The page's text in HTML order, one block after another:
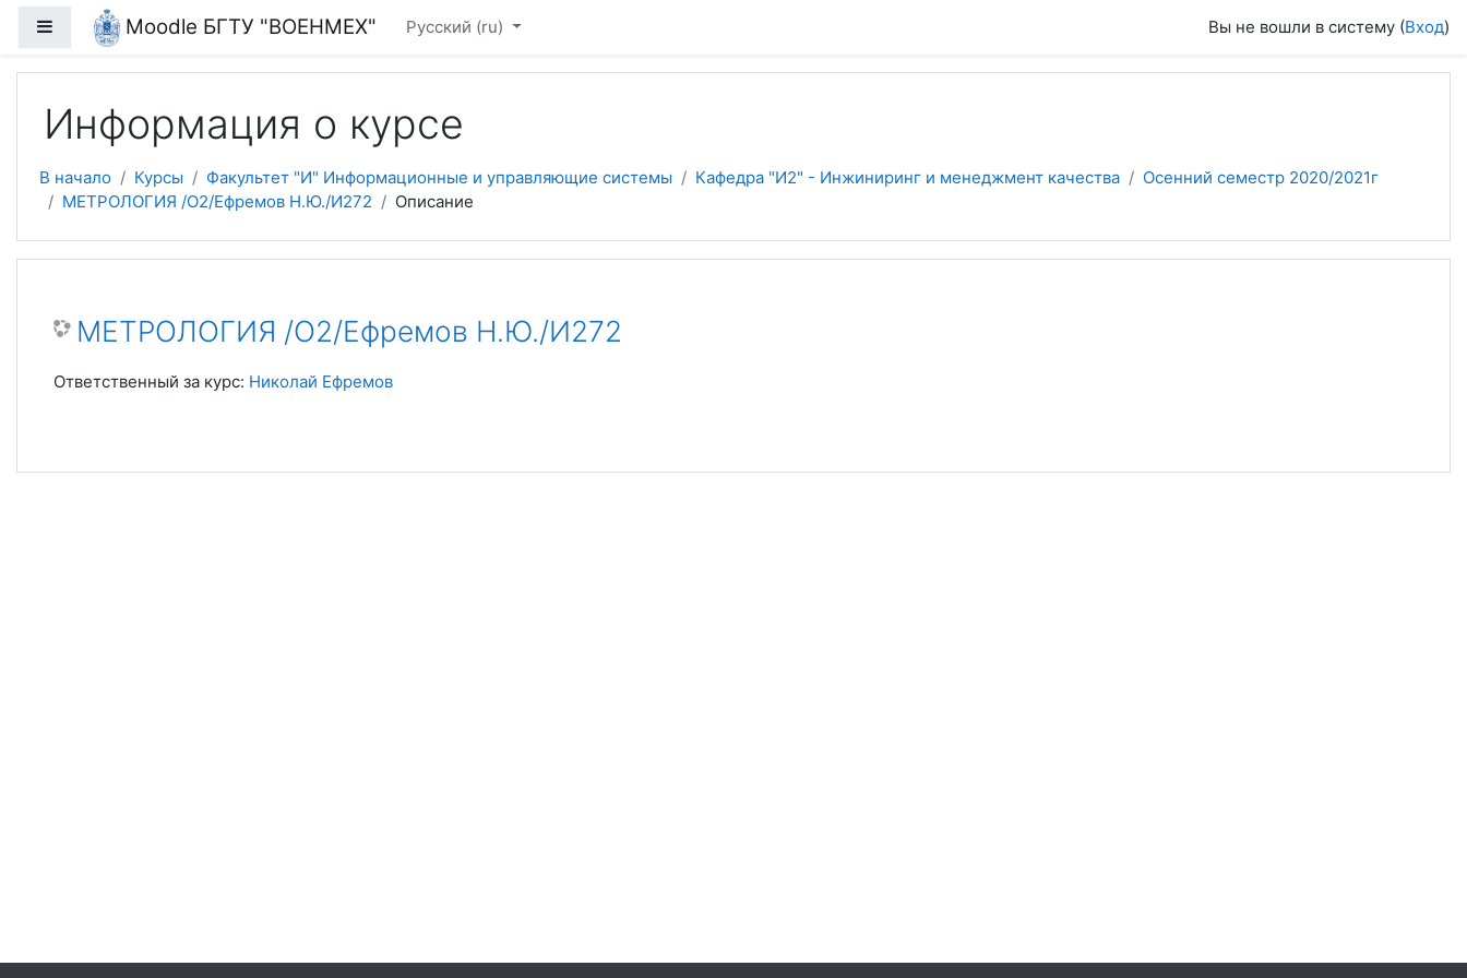
Перейти к основному содержанию
Боковая панельMoodle БГТУ "ВОЕНМЕХ" Русский ‎(ru)‎ Вы не вошли в систему (Вход)
Информация о курсе
В начало Курсы Факультет "И" Информационные и управляющие системы Кафедра "И2" - Инжиниринг и менеджмент качества
Осенний семестр 2020/2021г
МЕТРОЛОГИЯ /О2/Ефремов Н.Ю./И272
Описание
МЕТРОЛОГИЯ /О2/Ефремов Н.Ю./И272
Ответственный за курс: Николай Ефремов